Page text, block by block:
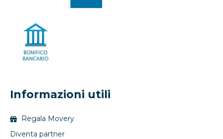
Informazioni utili
Regala Movery
Diventa partner